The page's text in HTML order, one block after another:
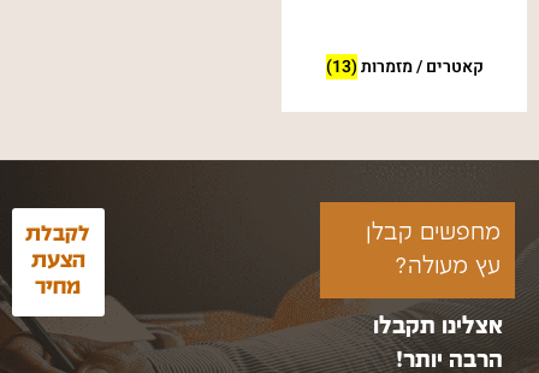
קאטרים / מזמרות(13)
מחפשים קבלן
עץ מעולה?
אצלינו תקבלו
הרבה יותר!
לקבלת
הצעת
מחיר